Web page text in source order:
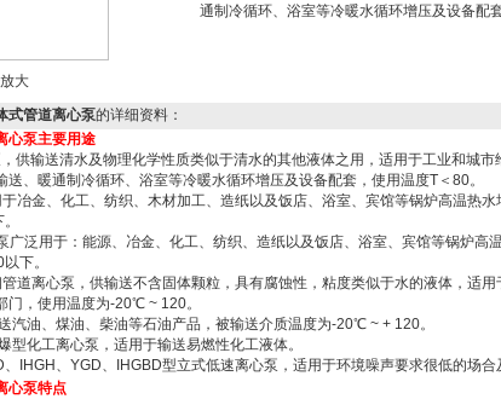
大
通制冷循环、浴室等冷暖水循环增压及设备配
式管道离心泵的详细资料：
心泵主要用途
供输送清水及物理化学性质类似于清水的其他液体之用，适用于工业和城
送、暖通制冷循环、浴室等冷暖水循环增压及设备配套，使用温度T＜80。
冶金、化工、纺织、木材加工、造纸以及饭店、浴室、宾馆等锅炉高温热
广泛用于：能源、冶金、化工、纺织、造纸以及饭店、浴室、宾馆等锅炉高
下。
道离心泵，供输送不含固体颗粒，具有腐蚀性，粘度类似于水的液体，适用
门，使用温度为-20℃ ~ 120。
汽油、煤油、柴油等石油产品，被输送介质温度为-20℃ ~ + 120。
型化工离心泵，适用于输送易燃性化工液体。
IHGH、YGD、IHGBD型立式低速离心泵，适用于环境噪声要求很低的场合
心泵特点